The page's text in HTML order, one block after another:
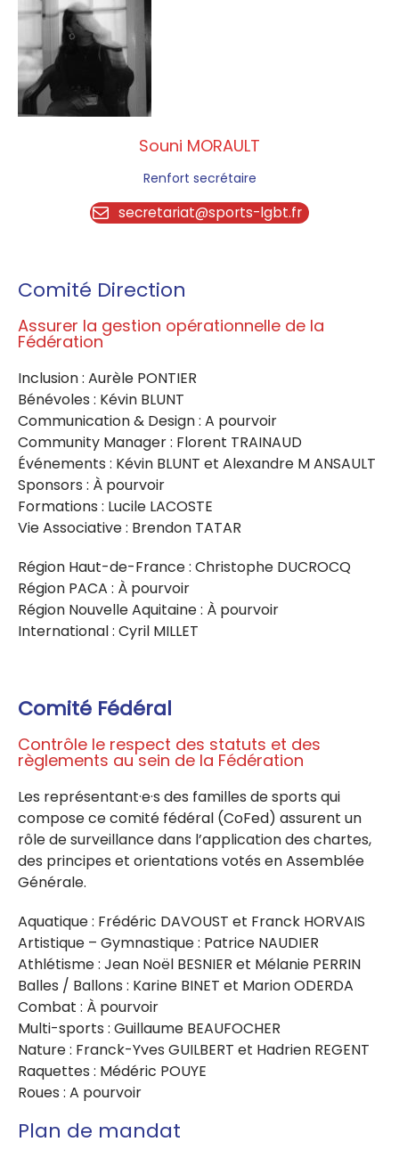
Souni MORAULT
Renfort secrétaire
secretariat@sports-lgbt.fr
Comité Direction
Assurer la gestion opérationnelle de la
Fédération
Inclusion : Aurèle PONTIER
Bénévoles : Kévin BLUNT
Communication & Design : A pourvoir
Community Manager : Florent TRAINAUD
Événements : Kévin BLUNT et Alexandre M ANSAULT
Sponsors : À pourvoir
Formations : Lucile LACOSTE
Vie Associative : Brendon TATAR
Région Haut-de-France : Christophe DUCROCQ
Région PACA : À pourvoir
Région Nouvelle Aquitaine : À pourvoir
International : Cyril MILLET
Comité Fédéral
Contrôle le respect des statuts et des
règlements au sein de la Fédération
Les représentant·e·s des familles de sports qui
compose ce comité fédéral (CoFed) assurent un
rôle de surveillance dans l’application des chartes,
des principes et orientations votés en Assemblée
Générale.
Aquatique : Frédéric DAVOUST et Franck HORVAIS
Artistique – Gymnastique : Patrice NAUDIER
Athlétisme : Jean Noël BESNIER et Mélanie PERRIN
Balles / Ballons : Karine BINET et Marion ODERDA
Combat : À pourvoir
Multi-sports : Guillaume BEAUFOCHER
Nature : Franck-Yves GUILBERT et Hadrien REGENT
Raquettes : Médéric POUYE
Roues : A pourvoir
Plan de mandat